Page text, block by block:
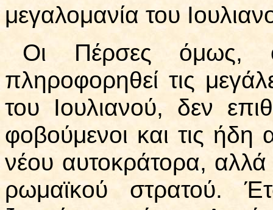
μεγαλομανία του
Οι Πέρσες όμως,
πληροφορηθεί τις
του Ιουλιανού, δεν
φοβούμενοι και τις ήδη
νέου αυτοκράτορα, αλλά
ρωμαϊκού στρατού.